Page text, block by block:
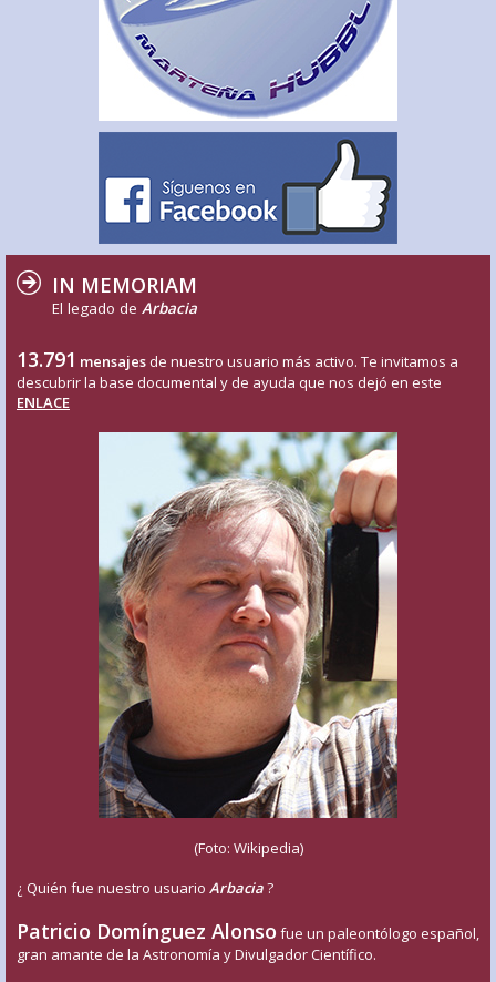
IN MEMORIAM
El legado de Arbacia
13.791 mensajes de nuestro usuario más activo. Te invitamos a
descubrir la base documental y de ayuda que nos dejó en este
ENLACE
(Foto: Wikipedia)
¿ Quién fue nuestro usuario Arbacia?
Patricio Domínguez Alonso fue un paleontólogo español,
gran amante de la Astronomía y Divulgador Científico.